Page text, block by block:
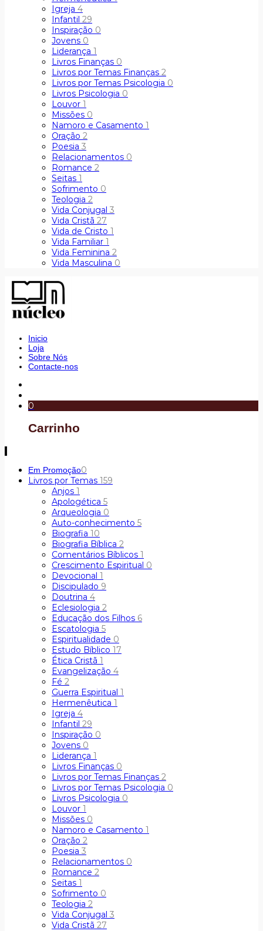
Igreja 4
Infantil 29
Inspiração 0
Jovens 0
Liderança 1
Livros Finanças 0
Livros por Temas Finanças 2
Livros por Temas Psicologia 0
Livros Psicologia 0
Louvor 1
Missões 0
Namoro e Casamento 1
Oração 2
Poesia 3
Relacionamentos 0
Romance 2
Seitas 1
Sofrimento 0
Teologia 2
Vida Conjugal 3
Vida Cristã 27
Vida de Cristo 1
Vida Familiar 1
Vida Feminina 2
Vida Masculina 0
Inicio
Loja
Sobre Nós
Contacte-nos
0
Carrinho
Em Promoção0
Livros por Temas 159
Anjos 1
Apologética 5
Arqueologia 0
Auto-conhecimento 5
Biografia 10
Biografia Bíblica 2
Comentários Bíblicos 1
Crescimento Espiritual 0
Devocional 1
Discipulado 9
Doutrina 4
Eclesiologia 2
Educação dos Filhos 6
Escatologia 5
Espiritualidade 0
Estudo Bíblico 17
Ética Cristã 1
Evangelização 4
Fé 2
Guerra Espiritual 1
Hermenêutica 1
Igreja 4
Infantil 29
Inspiração 0
Jovens 0
Liderança 1
Livros Finanças 0
Livros por Temas Finanças 2
Livros por Temas Psicologia 0
Livros Psicologia 0
Louvor 1
Missões 0
Namoro e Casamento 1
Oração 2
Poesia 3
Relacionamentos 0
Romance 2
Seitas 1
Sofrimento 0
Teologia 2
Vida Conjugal 3
Vida Cristã 27